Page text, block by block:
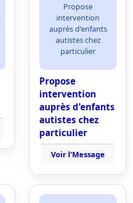
Propose
intervention
auprès d'enfants
autistes chez
particulier
Propose
intervention
auprès d'enfants
autistes chez
particulier
Voir l'Message